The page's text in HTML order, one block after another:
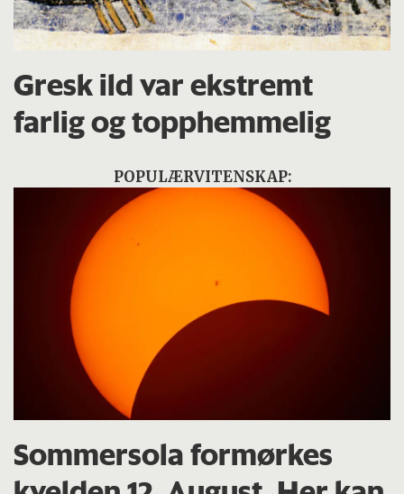
Gresk ild var ekstremt
farlig og topphemmelig
POPULÆRVITENSKAP:
Sommersola formørkes